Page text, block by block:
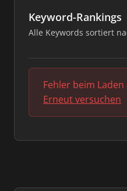
Keyword-Rankings
Alle Keywords sortiert
Fehler beim
Erneut versuchen